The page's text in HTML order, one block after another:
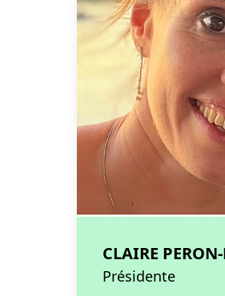
CLAIRE
Présidente